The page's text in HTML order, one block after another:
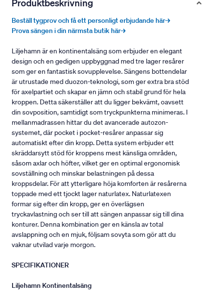
Produktbeskrivning
Beställ tygprov och få ett personligt erbjudande här→
Prova sängen i din närmsta butik här→
Liljehamn är en kontinentalsäng som erbjuder en elegant
design och en gedigen uppbyggnad med tre lager resårer
som ger en fantastisk sovupplevelse. Sängens bottendelar
är utrustade med duozon-teknologi, som ger extra bra stöd
för axelpartiet och skapar en jämn och stabil grund för hela
kroppen. Detta säkerställer att du ligger bekvämt, oavsett
din sovposition, samtidigt som tryckpunkterna minimeras. I
mellanmadrassen hittar du det avancerade autozon-
systemet, där pocket i pocket-resårer anpassar sig
automatiskt efter din kropp. Detta system erbjuder ett
skräddarsytt stöd för kroppens mest känsliga områden,
såsom axlar och höfter, vilket ger en optimal ergonomisk
sovställning och minskar belastningen på dessa
kroppsdelar. För att ytterligare höja komforten är resårerna
toppade med ett tjockt lager naturlatex. Naturlatexen
formar sig efter din kropp, ger en överlägsen
tryckavlastning och ser till att sängen anpassar sig till dina
konturer. Denna kombination ger en känsla av total
avslappning och en mjuk, följsam sovyta som gör att du
vaknar utvilad varje morgon.
SPECIFIKATIONER
Liljehamn Kontinentalsäng